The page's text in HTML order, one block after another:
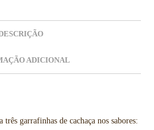
ADICIONAL
garrafinhas de cachaça nos sabores: